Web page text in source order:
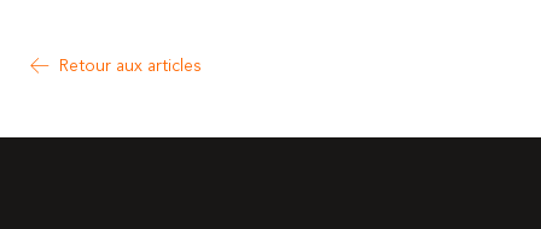
Retour aux articles